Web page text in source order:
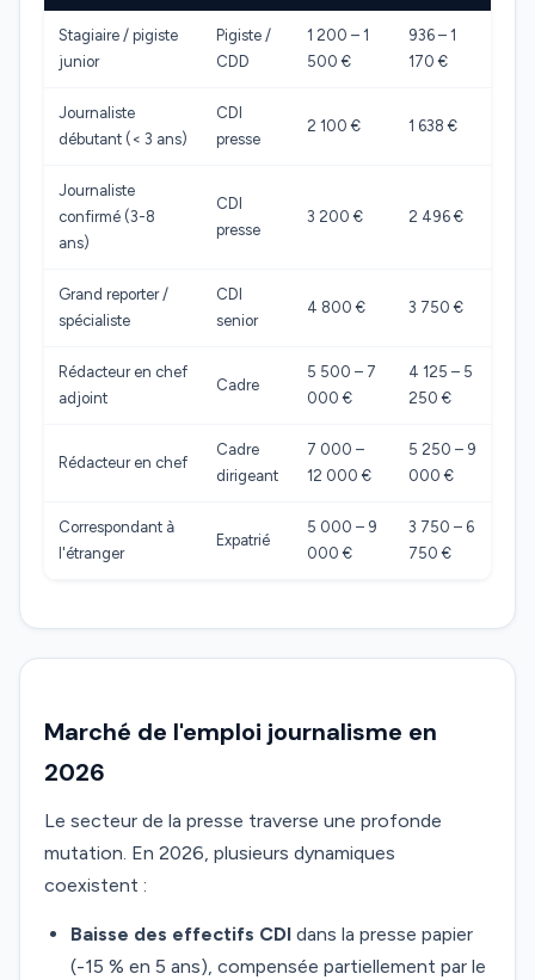
Stagiaire / pigiste
junior
Pigiste /
CDD
1 200 – 1
500 €
936 – 1
170 €
Journaliste
débutant (< 3 ans)
CDI
presse
2 100 € 1 638 €
Journaliste
confirmé (3-8
ans)
CDI
presse
3 200 € 2 496 €
Grand reporter /
spécialiste
CDI
senior
4 800 € 3 750 €
Rédacteur en chef
adjoint
Cadre
5 500 – 7
000 €
4 125 – 5
250 €
Rédacteur en chef
Cadre
dirigeant
7 000 –
12 000 €
5 250 – 9
000 €
Correspondant à
l'étranger
Expatrié
5 000 – 9
000 €
3 750 – 6
750 €
Marché de l'emploi journalisme en
2026
Le secteur de la presse traverse une profonde
mutation. En 2026, plusieurs dynamiques
coexistent :
Baisse des effectifs CDI dans la presse papier
(-15 % en 5 ans), compensée partiellement par le